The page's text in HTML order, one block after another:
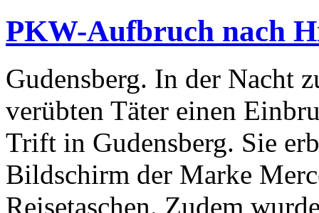
PKW-Aufbruch nach
Gudensberg. In der Nacht
verübten Täter einen
Trift in Gudensberg. Sie
Bildschirm der Marke
Reisetaschen. Zudem